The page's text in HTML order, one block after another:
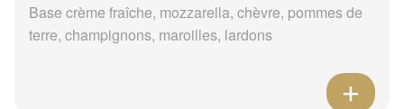
Base crème fraîche, mozzarella, chèvre, pommes de
terre, champignons, maroilles, lardons